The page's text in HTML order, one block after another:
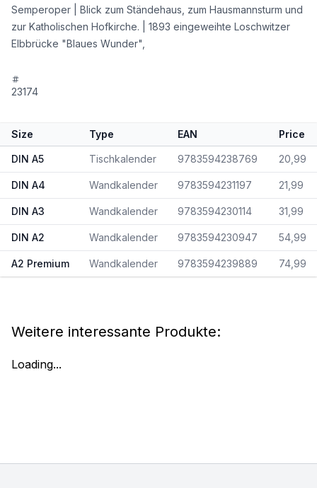
Semperoper | Blick zum Ständehaus, zum Hausmannsturm und
zur Katholischen Hofkirche. | 1893 eingeweihte Loschwitzer
Elbbrücke "Blaues Wunder",
23174
Size Type EAN Price
DIN A5 Tischkalender 9783594238769 20,99
DIN A4 Wandkalender 9783594231197 21,99
DIN A3 Wandkalender 9783594230114 31,99
DIN A2 Wandkalender 9783594230947 54,99
A2 Premium Wandkalender 9783594239889 74,99
Weitere interessante Produkte:
Loading...